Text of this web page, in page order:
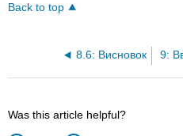
Back to top
8.6: Висновок
Was this article helpful?